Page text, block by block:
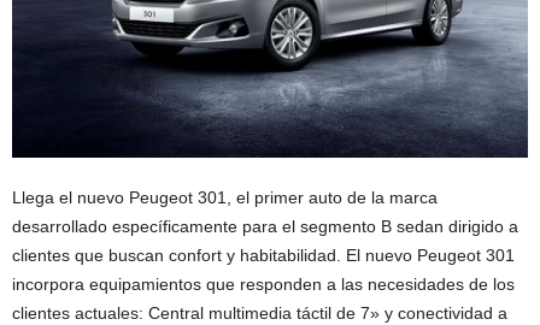
Llega el nuevo Peugeot 301, el primer auto de la marca
desarrollado específicamente para el segmento B sedan dirigido a
clientes que buscan confort y habitabilidad. El nuevo Peugeot 301
incorpora equipamientos que responden a las necesidades de los
clientes actuales: Central multimedia táctil de 7» y conectividad a